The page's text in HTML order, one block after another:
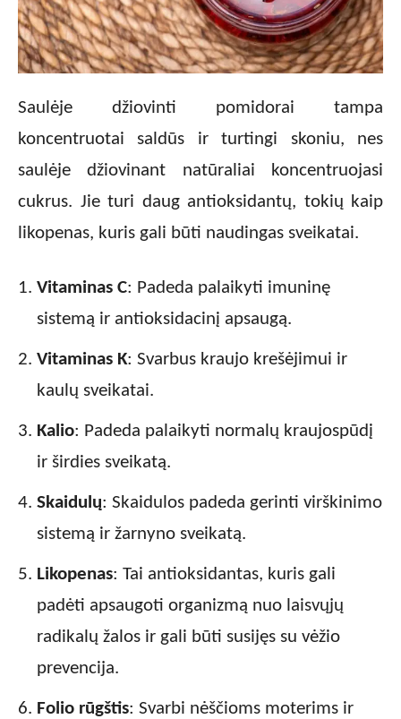
Saulėje džiovinti pomidorai tampa
koncentruotai saldūs ir turtingi skoniu, nes
saulėje džiovinant natūraliai koncentruojasi
cukrus. Jie turi daug antioksidantų, tokių kaip
likopenas, kuris gali būti naudingas sveikatai.
Vitaminas C: Padeda palaikyti imuninę
sistemą ir antioksidacinį apsaugą.
Vitaminas K: Svarbus kraujo krešėjimui ir
kaulų sveikatai.
Kalio: Padeda palaikyti normalų kraujospūdį
ir širdies sveikatą.
Skaidulų: Skaidulos padeda gerinti virškinimo
sistemą ir žarnyno sveikatą.
Likopenas: Tai antioksidantas, kuris gali
padėti apsaugoti organizmą nuo laisvųjų
radikalų žalos ir gali būti susijęs su vėžio
prevencija.
Folio rūgštis: Svarbi nėščioms moterims ir